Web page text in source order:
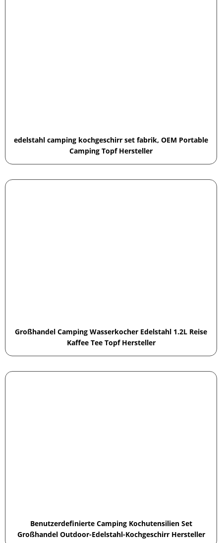
edelstahl camping kochgeschirr set fabrik, OEM Portable
Camping Topf Hersteller
Großhandel Camping Wasserkocher Edelstahl 1.2L Reise
Kaffee Tee Topf Hersteller
Benutzerdefinierte Camping Kochutensilien Set
Großhandel Outdoor-Edelstahl-Kochgeschirr Hersteller